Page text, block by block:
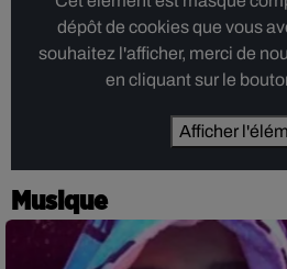
dépôt de cookies que vous
souhaitez l'afficher, merci de
en cliquant sur le
Afficher
Musique